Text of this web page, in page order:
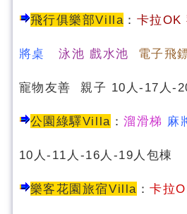
飛行俱樂部Villa ： 卡拉OK
將桌 泳池 戲水池 電子飛
寵物友善 親子 10人-17人-
公園綠驛Villa ：溜滑梯 麻
10人-11人-16人-19人包棟
樂客花園旅宿Villa ：卡拉